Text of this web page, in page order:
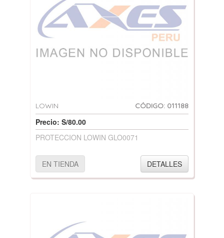
LOWIN CÓDIGO: 011188
Precio: S/80.00
PROTECCION LOWIN GLO0071
EN TIENDA DETALLES